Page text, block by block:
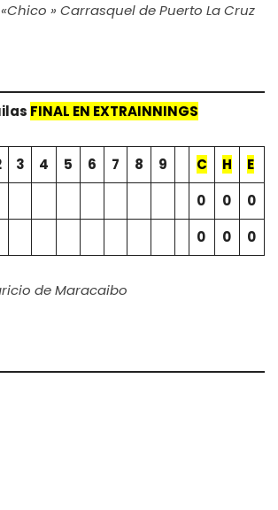
» Carrasquel de Puerto La Cruz
FINAL EN EXTRAINNINGS
3 4 5 6 7 8 9 C H
E
0 0
0
0 0 0
de Maracaibo